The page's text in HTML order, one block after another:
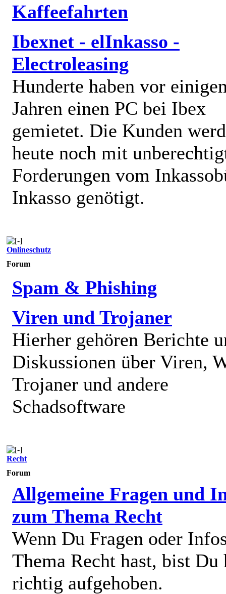
Kaffeefahrten
Ibexnet - elInkasso -
Electroleasing
Hunderte haben vor
Jahren einen PC bei Ibex
gemietet. Die Kunden
heute noch mit
Forderungen vom
Inkasso genötigt.
Onlineschutz
Forum
Spam & Phishing
Viren und Trojaner
Hierher gehören Berichte
Diskussionen über Viren,
Trojaner und andere
Schadsoftware
Recht
Forum
Allgemeine Fragen und
zum Thema Recht
Wenn Du Fragen oder
Thema Recht hast, bist Du
richtig aufgehoben.